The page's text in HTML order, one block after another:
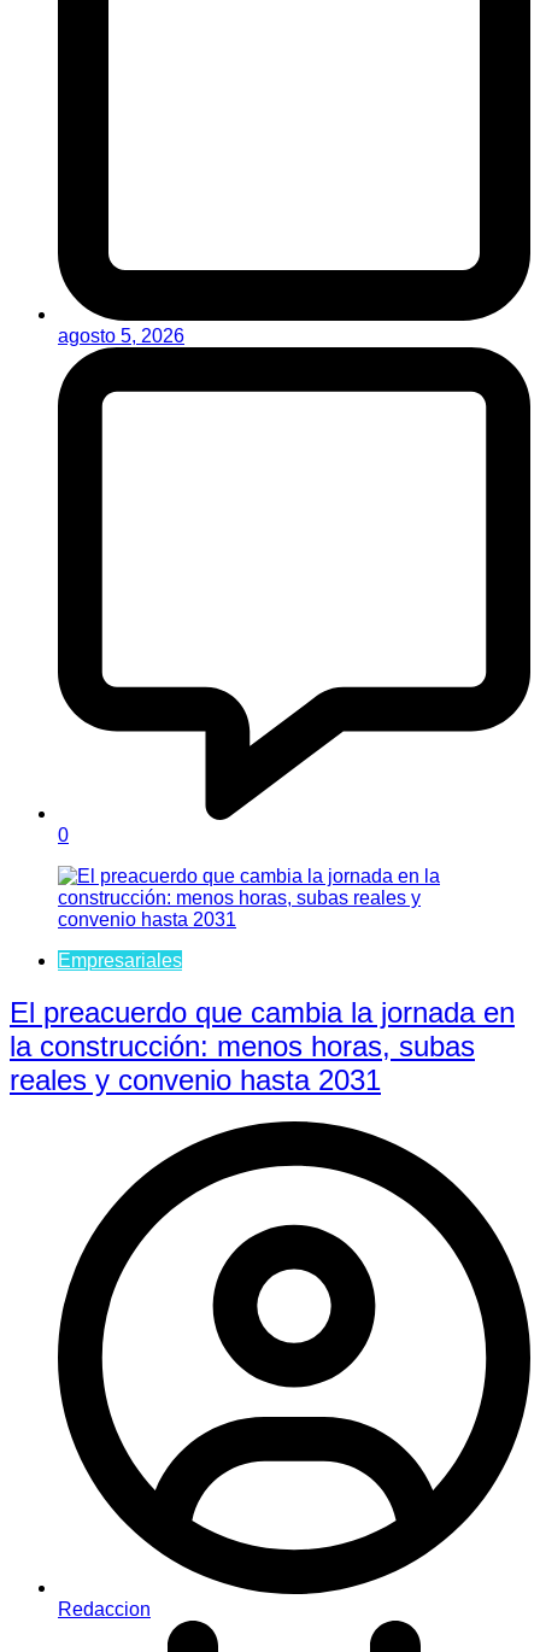
agosto 5, 2026
0
Empresariales
El preacuerdo que cambia la jornada en
la construcción: menos horas, subas
reales y convenio hasta 2031
Redaccion